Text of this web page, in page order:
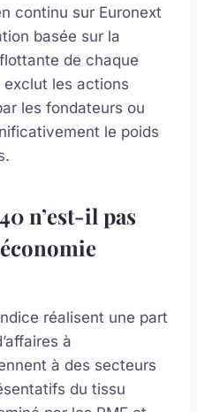
continu sur Euronext
basée sur la
de chaque
les actions
les fondateurs ou
le poids
n’est-il pas
réalisent une part
à
à des secteurs
du tissu